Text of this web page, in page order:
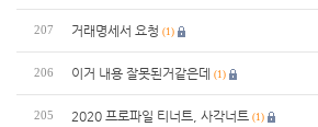
207 거래명세서 요청 (1)
206 이거 내용 잘못된거같은데 (1)
205 2020 프로파일 티너트, 사각너트 (1)